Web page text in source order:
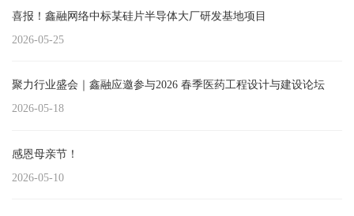
喜报！鑫融网络中标某硅片半导体大厂研发基地项目
2026-05-25
聚力行业盛会｜鑫融应邀参与2026 春季医药工程设计与建设论坛
2026-05-18
感恩母亲节！
2026-05-10